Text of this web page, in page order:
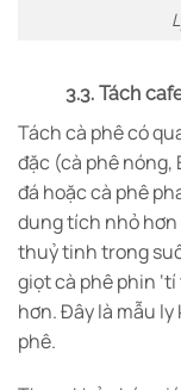
3.3. Tách
Tách cà phê có
đặc (cà phê nóng,
đá hoặc cà phê
dung tích nhỏ hơn
thuỷ tinh trong
giọt cà phê phin
hơn. Đây là mẫu
phê.